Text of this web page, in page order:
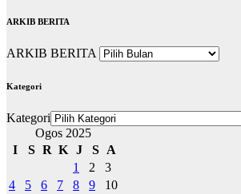
ARKIB BERITA
ARKIB BERITA
Kategori
Kategori
Ogos 2025
I
S R K J S
A
1
2
3
4
5 6 7 8 9
10